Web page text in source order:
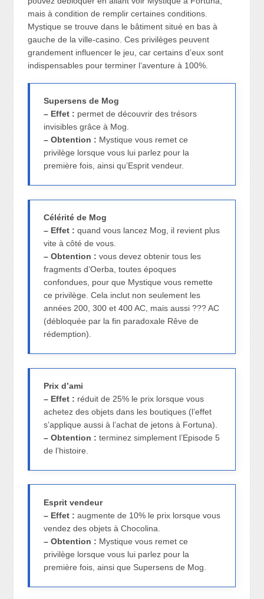
mais à condition de remplir certaines conditions.
Mystique se trouve dans le bâtiment situé en bas à
gauche de la ville-casino. Ces privilèges peuvent
grandement influencer le jeu, car certains d’eux sont
indispensables pour terminer l’aventure à 100%.
Supersens de Mog
– Effet : permet de découvrir des trésors
invisibles grâce à Mog.
– Obtention : Mystique vous remet ce
privilège lorsque vous lui parlez pour la
première fois, ainsi qu’Esprit vendeur.
Célérité de Mog
– Effet : quand vous lancez Mog, il revient plus
vite à côté de vous.
– Obtention : vous devez obtenir tous les
fragments d’Oerba, toutes époques
confondues, pour que Mystique vous remette
ce privilège. Cela inclut non seulement les
années 200, 300 et 400 AC, mais aussi ??? AC
(débloquée par la fin paradoxale Rêve de
rédemption).
Prix d’ami
– Effet : réduit de 25% le prix lorsque vous
achetez des objets dans les boutiques (l’effet
s’applique aussi à l’achat de jetons à Fortuna).
– Obtention : terminez simplement l’Episode 5
de l’histoire.
Esprit vendeur
– Effet : augmente de 10% le prix lorsque vous
vendez des objets à Chocolina.
– Obtention : Mystique vous remet ce
privilège lorsque vous lui parlez pour la
première fois, ainsi que Supersens de Mog.